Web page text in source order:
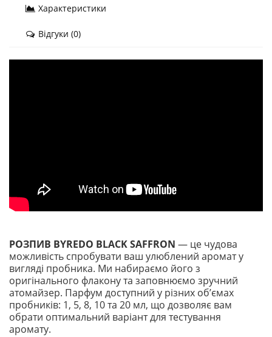
Характеристики
Відгуки (0)
РОЗПИВ BYREDO BLACK SAFFRON — це чудова
можливість спробувати ваш улюблений аромат у
вигляді пробника. Ми набираємо його з
оригінального флакону та заповнюємо зручний
атомайзер. Парфум доступний у різних обʼємах
пробників: 1, 5, 8, 10 та 20 мл, що дозволяє вам
обрати оптимальний варіант для тестування
аромату.